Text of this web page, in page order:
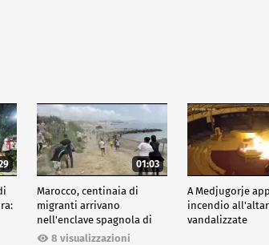
01:03
Marocco, centinaia di
migranti arrivano
nell'enclave spagnola di
Ceuta8 visualizzazioni
A Medjugorje
incendio
vandalizzate